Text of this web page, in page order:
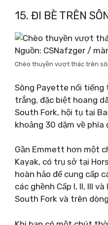
15. ĐI BÈ TRÊN
Nguồn: CSNafzger /
Chèo thuyền vượt thác trên
Sông Payette nổi tiếng
trắng, đặc biệt hoang
South Fork, hội tụ tại
khoảng 30 dặm về phía
Gần Emmett hơn một
Kayak, có trụ sở tại
hoàn hảo để cung cấp
các ghềnh Cấp I, II, III
South Fork và trên